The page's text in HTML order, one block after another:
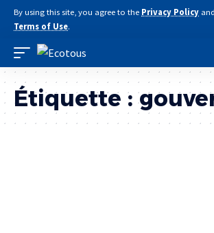
By using this site, you agree to the Privacy Policy and
Terms of Use.
Étiquette :